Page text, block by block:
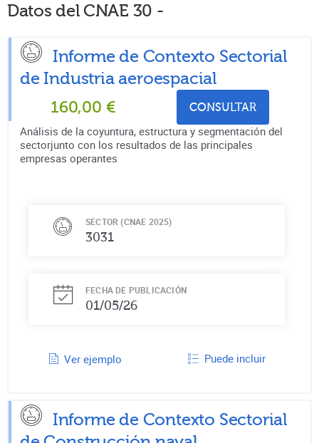
Datos del CNAE 30 -
Informe de Contexto Sectorial
de Industria aeroespacial
160,00 € CONSULTAR
Análisis de la coyuntura, estructura y segmentación del
sectorjunto con los resultados de las principales
empresas operantes
SECTOR (CNAE 2025)
3031
FECHA DE PUBLICACIÓN
01/05/26
Ver ejemplo Puede incluir
Informe de Contexto Sectorial